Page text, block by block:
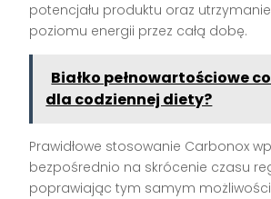
potencjału produktu oraz
poziomu energii przez całą dobę.
Białko pełnowartościowe
dla codziennej diety?
Prawidłowe stosowanie Carbonox
bezpośrednio na skrócenie czasu
poprawiając tym samym